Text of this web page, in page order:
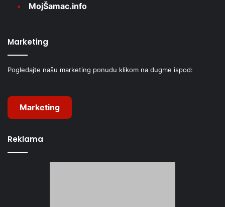
MojŠamac.info
Marketing
Pogledajte našu marketing ponudu klikom na dugme ispod:
Marketing
Reklama